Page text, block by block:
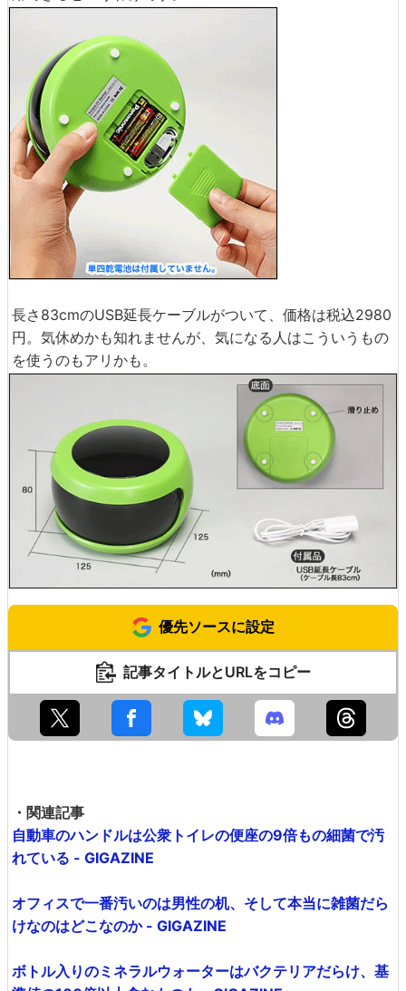
長さ83cmのUSB延長ケーブルがついて、価格は税込2980
円。気休めかも知れませんが、気になる人はこういうもの
を使うのもアリかも。
優先ソースに設定
記事タイトルとURLをコピー
・関連記事
自動車のハンドルは公衆トイレの便座の9倍もの細菌で汚
れている - GIGAZINE
オフィスで一番汚いのは男性の机、そして本当に雑菌だら
けなのはどこなのか - GIGAZINE
ボトル入りのミネラルウォーターはバクテリアだらけ、基